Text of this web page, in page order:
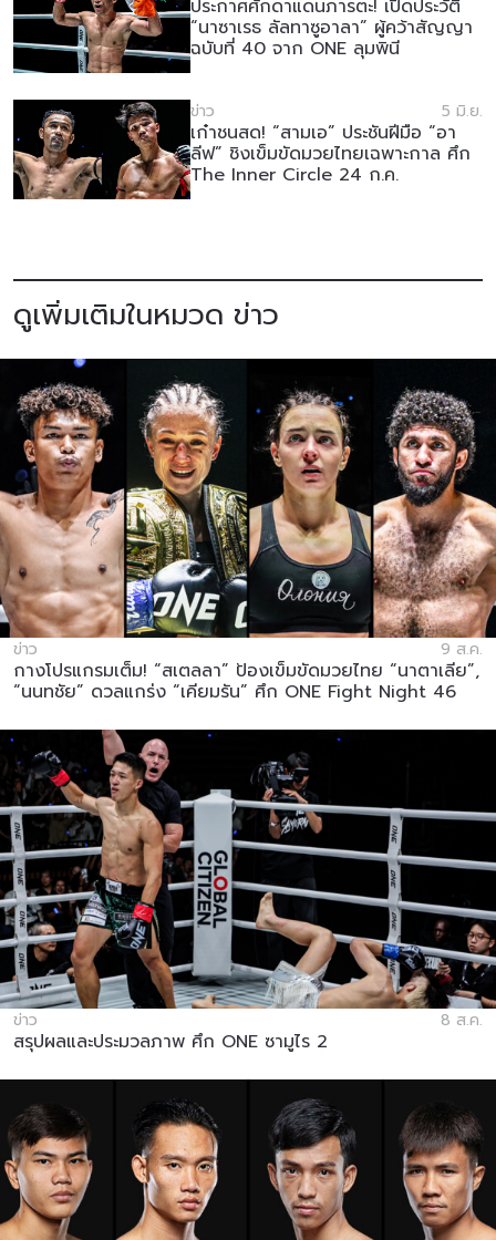
ประกาศศักดาแดนภารตะ! เปิดประวัติ
“นาซาเรธ ลัลทาซูอาลา” ผู้คว้าสัญญา
ฉบับที่ 40 จาก ONE ลุมพินี
ข่าว 5 มิ.ย.
เก๋าชนสด! “สามเอ” ประชันฝีมือ “อา
ลีฟ” ชิงเข็มขัดมวยไทยเฉพาะกาล ศึก
The Inner Circle 24 ก.ค.
ดูเพิ่มเติมในหมวด ข่าว
ข่าว 9 ส.ค.
กางโปรแกรมเต็ม! “สเตลลา” ป้องเข็มขัดมวยไทย “นาตาเลีย”,
“นนทชัย” ดวลแกร่ง “เคียมรัน” ศึก ONE Fight Night 46
ข่าว 8 ส.ค.
สรุปผลและประมวลภาพ ศึก ONE ซามูไร 2